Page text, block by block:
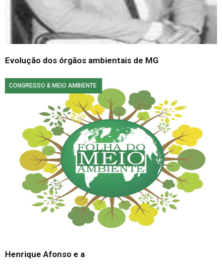
Evolução dos órgãos ambientais de MG
CONGRESSO & MEIO AMBIENTE
Henrique Afonso e a